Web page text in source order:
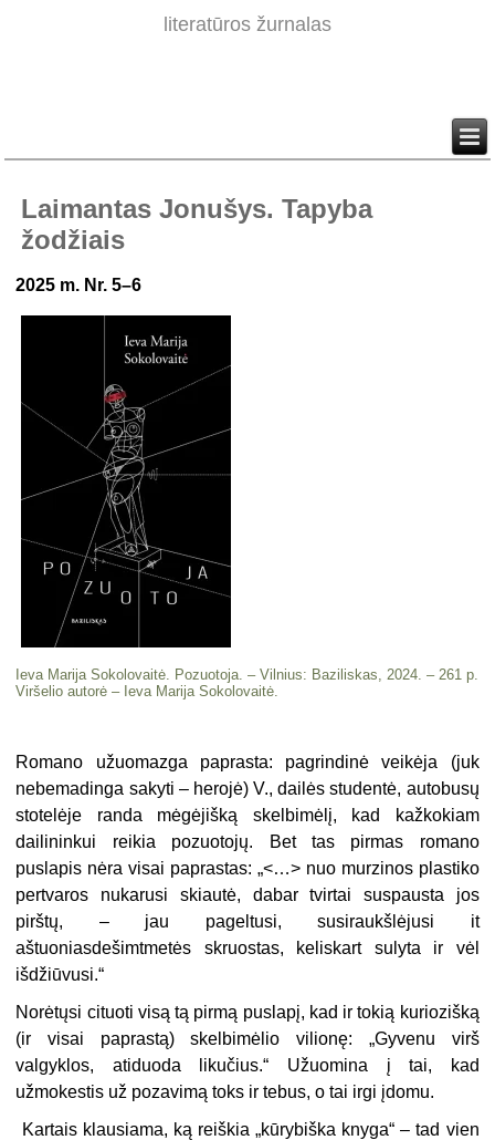
literatūros žurnalas
Laimantas Jonušys. Tapyba
žodžiais
2025 m. Nr. 5–6
Ieva Marija Sokolovaitė. Pozuotoja. – Vilnius: Baziliskas, 2024. – 261 p.
Viršelio autorė – Ieva Marija Sokolovaitė.
Romano užuomazga paprasta: pagrindinė veikėja (juk
nebemadinga sakyti – herojė) V., dailės studentė, autobusų
stotelėje randa mėgėjišką skelbimėlį, kad kažkokiam
dailininkui reikia pozuotojų. Bet tas pirmas romano
puslapis nėra visai paprastas: „<…> nuo murzinos plastiko
pertvaros nukarusi skiautė, dabar tvirtai suspausta jos
pirštų, – jau pageltusi, susiraukšlėjusi it
aštuoniasdešimtmetės skruostas, keliskart sulyta ir vėl
išdžiūvusi.“
Norėtųsi cituoti visą tą pirmą puslapį, kad ir tokią kuriozišką
(ir visai paprastą) skelbimėlio vilionę: „Gyvenu virš
valgyklos, atiduoda likučius.“ Užuomina į tai, kad
užmokestis už pozavimą toks ir tebus, o tai irgi įdomu.
Kartais klausiama, ką reiškia „kūrybiška knyga“ – tad vien